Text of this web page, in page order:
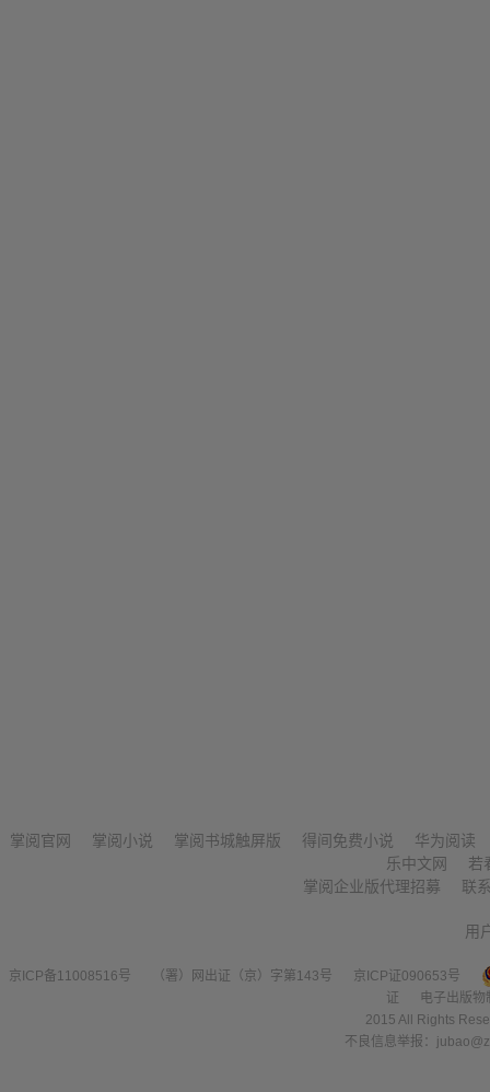
掌阅官网 掌阅小说 掌阅书城触屏版 得间免费小说
华为阅读
乐中文网
若
掌阅企业版代理招募
联
用
京ICP备11008516号 （署）网出证（京）字第143号
京ICP证090653号
证
电子出版
2015 All Rights
不良信息举报：